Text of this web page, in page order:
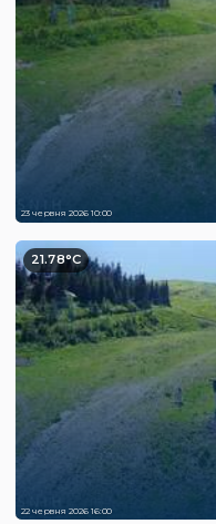
23 червня 2026 10:00
21.78°C
22 червня 2026 16:00